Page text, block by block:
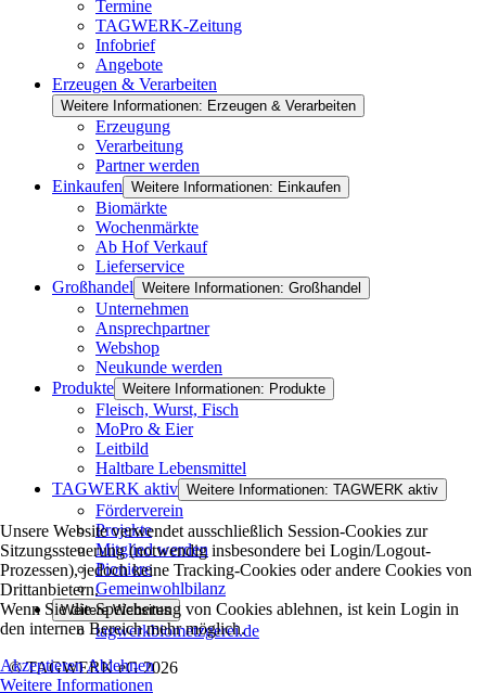
Termine
TAGWERK-Zeitung
Infobrief
Angebote
Erzeugen & Verarbeiten
Weitere Informationen: Erzeugen & Verarbeiten
Erzeugung
Verarbeitung
Partner werden
Einkaufen Weitere Informationen: Einkaufen
Biomärkte
Wochenmärkte
Ab Hof Verkauf
Lieferservice
Großhandel Weitere Informationen: Großhandel
Unternehmen
Ansprechpartner
Webshop
Neukunde werden
Produkte Weitere Informationen: Produkte
Fleisch, Wurst, Fisch
MoPro & Eier
Leitbild
Haltbare Lebensmittel
TAGWERK aktiv Weitere Informationen: TAGWERK aktiv
Förderverein
Projekte
Mitglied werden
Pioniere
Gemeinwohlbilanz
Weitere Websites
tagwerkbiometzgerei.de
© TAGWERK eG 2026
Unsere Website verwendet ausschließlich Session-Cookies zur
Sitzungssteuerung (notwendig insbesondere bei Login/Logout-
Prozessen), jedoch keine Tracking-Cookies oder andere Cookies von
Drittanbietern.
Wenn Sie die Speicherung von Cookies ablehnen, ist kein Login in
den internen Bereich mehr möglich.
AkzeptierenAblehnen
Weitere Informationen